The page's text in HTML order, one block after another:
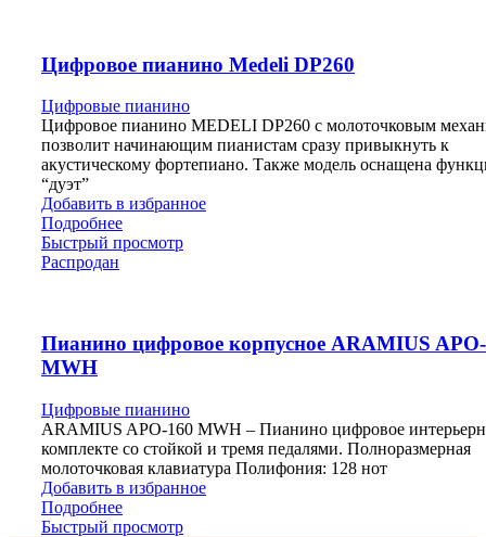
Цифровое пианино Medeli DP260
Цифровые пианино
Цифровое пианино MEDELI DP260 с молоточковым
позволит начинающим пианистам сразу привыкнуть к
акустическому фортепиано. Также модель оснащена
“дуэт”
Добавить в избранное
Подробнее
Быстрый просмотр
Распродан
Пианино цифровое корпусное ARAMIUS
MWH
Цифровые пианино
ARAMIUS APO-160 MWH – Пианино цифровое
комплекте со стойкой и тремя педалями. Полноразмерная
молоточковая клавиатура Полифония: 128 нот
Добавить в избранное
Подробнее
Быстрый просмотр